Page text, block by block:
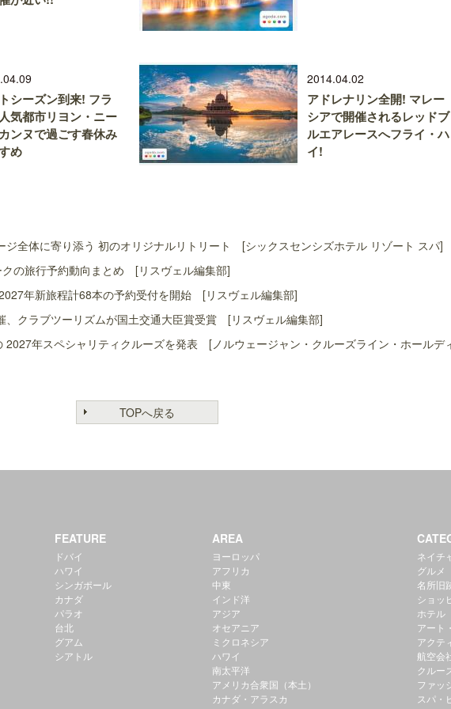
シーズン到来! フラ
気都市リヨン・ニー
ンヌで過ごす春休み
め
2014.04.02
アドレナリン全開! マレー
シアで開催されるレッドブ
ルエアレースへフライ・ハ
イ!
ジ全体に寄り添う 初のオリジナルリトリート [シックスセンシズホテル リゾート スパ]
の旅行予約動向まとめ [リスヴェル編集部]
年新旅程計68本の予約受付を開始 [リスヴェル編集部]
、クラブツーリズムが国土交通大臣賞受賞 [リスヴェル編集部]
2027年スペシャリティクルーズを発表 [ノルウェージャン・クルーズライン・ホールデ
TOPへ戻る
FEATURE
ドバイ
ハワイ
シンガポール
カナダ
パラオ
台北
グアム
シアトル
AREA
ヨーロッパ
アフリカ
中東
インド洋
アジア
オセアニア
ミクロネシア
ハワイ
南太平洋
アメリカ合衆国（本土）
カナダ・アラスカ
ネイチ
グルメ
名所旧
ショッ
ホテル
アート
アクテ
航空会
クルー
ファッ
スパ・